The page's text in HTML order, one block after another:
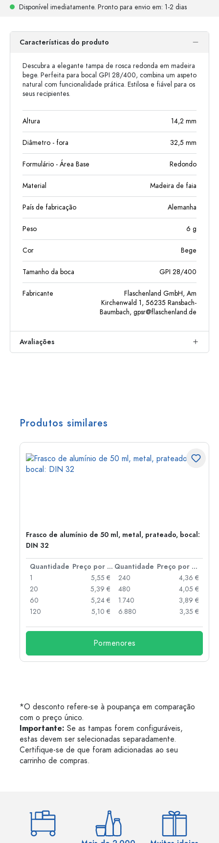
Disponível imediatamente. Pronto para envio em: 1-2 dias
Características do produto
Descubra a elegante tampa de rosca redonda em madeira
bege. Perfeita para bocal GPI 28/400, combina um aspeto
natural com funcionalidade prática. Estilosa e fiável para os
seus recipientes.
Altura 14,2 mm
Diâmetro - fora 32,5 mm
Formulário - Área Base Redondo
Material Madeira de faia
País de fabricação Alemanha
Peso 6 g
Cor Bege
Tamanho da boca GPI 28/400
Fabricante
Flaschenland GmbH, Am
Kirchenwald 1, 56235 Ransbach-
Baumbach, gpsr@flaschenland.de
Avaliações
Produtos similares
Frasco de alumínio de 50 ml, metal, prateado, bocal:
DIN 32
Quantidade Preço por peça Quantidade
Preço por peça
1
5,55 €
20
5,39 €
60
5,24 €
120
5,10 €
240
4,36 €
480
4,05 €
1.740
3,89 €
6.880
3,35 €
Pormenores
*O desconto refere-se à poupança em comparação
com o preço único.
Importante: Se as tampas forem configuráveis,
estas devem ser selecionadas separadamente.
Certifique-se de que foram adicionadas ao seu
carrinho de compras.